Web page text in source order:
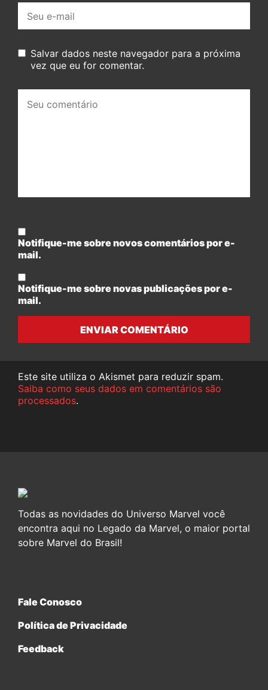
mail:
Salvar dados neste navegador para a próxima
vez que eu for comentar.
comentário:
Notifique-me sobre novos comentários por e-
mail.
Notifique-me sobre novas publicações por e-
mail.
ENVIAR COMENTÁRIO
Este site utiliza o Akismet para reduzir spam.
Saiba como seus dados em comentários são
processados.
Todas as novidades do Universo Marvel você
encontra aqui no Legado da Marvel, o maior portal
sobre Marvel do Brasil!
Fale Conosco
Política de Privacidade
Feedback